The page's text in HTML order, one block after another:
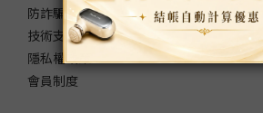
防詐騙宣導
技術支援
隱私權政策
會員制度